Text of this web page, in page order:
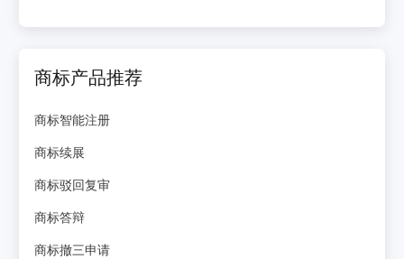
商标产品推荐
商标智能注册
商标续展
商标驳回复审
商标答辩
商标撤三申请